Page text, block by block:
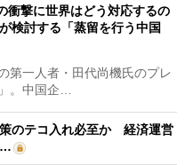
衝撃に世界はどう対応するの
検討する「蒸留を行う中国
第一人者・田代尚機氏のプレ
。中国企…
のテコ入れ必至か 経済運営
…